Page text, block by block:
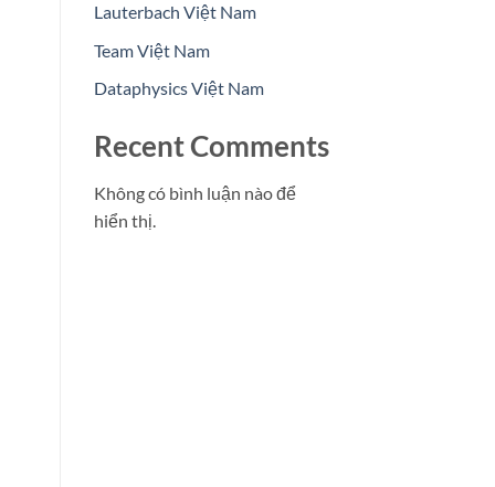
Lauterbach Việt Nam
Team Việt Nam
Dataphysics Việt Nam
Recent Comments
Không có bình luận nào để
hiển thị.